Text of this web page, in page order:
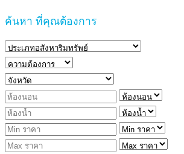
ค้นหา ที่คุณต้องการ